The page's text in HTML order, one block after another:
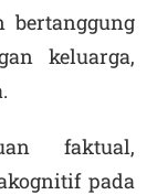
bertanggung
keluarga,
faktual,
pada